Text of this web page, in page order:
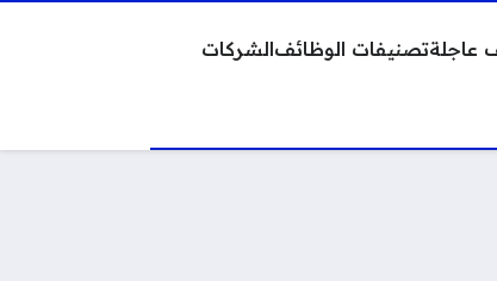
عاجلةتصنيفات الوظائفالشركات